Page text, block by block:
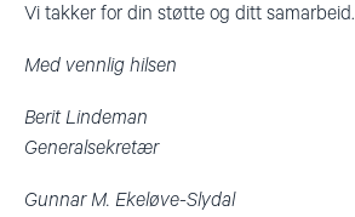
Vi takker for din støtte og ditt samarbeid.
Med vennlig hilsen
Berit Lindeman
Generalsekretær
Gunnar M. Ekeløve-Slydal